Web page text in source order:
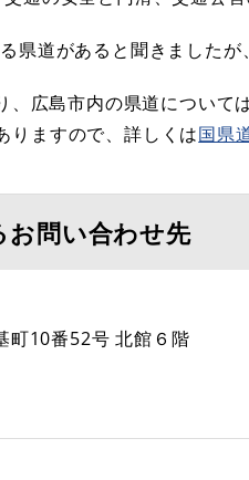
道があると聞きましたが
広島市内の県道について
りますので、詳しくは国県
お問い合わせ先
町10番52号 北館６階